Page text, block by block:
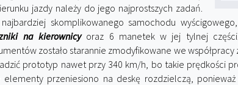
jazdy należy do jego najprostszych zadań.
skomplikowanego samochodu
na kierownicyoraz 6 manetek w jej tylnej
zostało starannie zmodyfikowane we współpracy
prototyp nawet przy 340 km/h, bo takie prędkości
elementy przeniesiono na deskę rozdzielczą,